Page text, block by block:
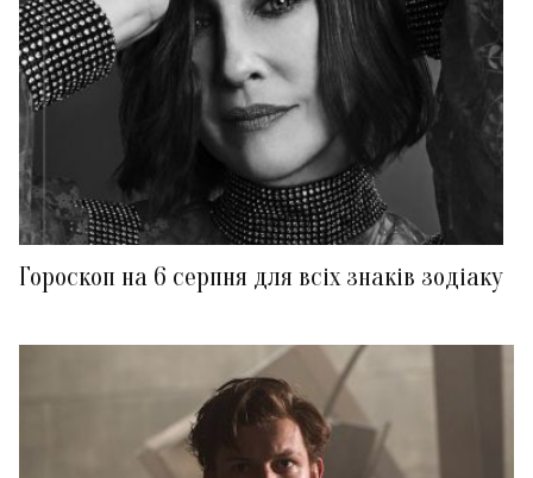
Гороскоп на 6 серпня для всіх знаків зодіаку